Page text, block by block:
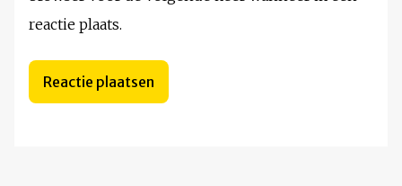
reactie plaats.